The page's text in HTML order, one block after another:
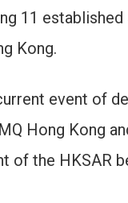
11
Kong.
event of
Hong Kong
of the HKSAR